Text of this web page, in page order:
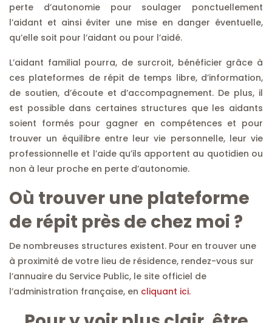
perte d’autonomie pour soulager ponctuellement
l’aidant et ainsi éviter une mise en danger éventuelle,
qu’elle soit pour l’aidant ou pour l’aidé.
L’aidant familial pourra, de surcroit, bénéficier grâce à
ces plateformes de répit de temps libre, d’information,
de soutien, d’écoute et d’accompagnement. De plus, il
est possible dans certaines structures que les aidants
soient formés pour gagner en compétences et pour
trouver un équilibre entre leur vie personnelle, leur vie
professionnelle et l’aide qu’ils apportent au quotidien ou
non à leur proche en perte d’autonomie.
Où trouver une plateforme
de répit près de chez moi ?
De nombreuses structures existent. Pour en trouver une
à proximité de votre lieu de résidence, rendez-vous sur
l’annuaire du Service Public, le site officiel de
l’administration française, en cliquant ici.